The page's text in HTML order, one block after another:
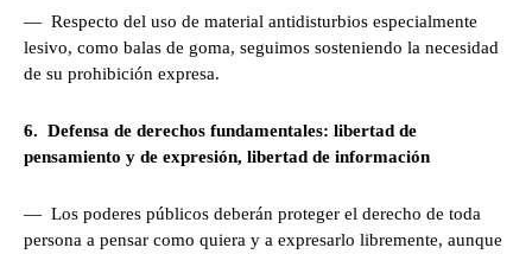
— Respecto del uso de material antidisturbios especialmente
lesivo, como balas de goma, seguimos sosteniendo la necesidad
de su prohibición expresa.
6. Defensa de derechos fundamentales: libertad de
pensamiento y de expresión, libertad de información
— Los poderes públicos deberán proteger el derecho de toda
persona a pensar como quiera y a expresarlo libremente, aunque